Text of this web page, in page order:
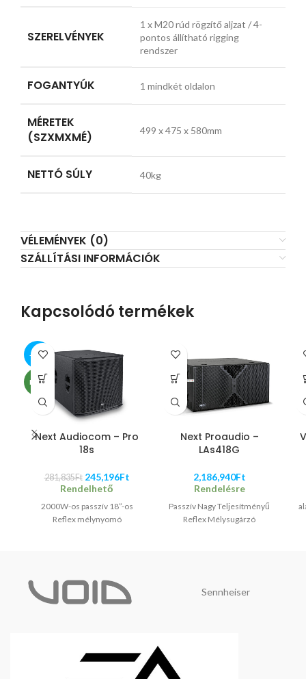
SZERELVÉNYEK
1 x M20 rúd rögzítő aljzat / 4-
pontos állítható rigging
rendszer
FOGANTYÚK 1 mindkét oldalon
MÉRETEK
(SZXMXMÉ)
499 x 475 x 580mm
NETTÓ SÚLY 40kg
VÉLEMÉNYEK (0)
SZÁLLÍTÁSI INFORMÁCIÓK
Kapcsolódó termékek
-13%
NEW
Next Audiocom – Pro
18s
281,835Ft 245,196Ft
Rendelhető
2000W-os passzív 18”-os
Reflex mélynyomó
Next Proaudio –
LAs418G
2,186,940Ft
Rendelésre
Passzív Nagy Teljesítményű
Reflex Mélysugárzó
Sennheiser